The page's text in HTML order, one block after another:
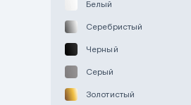
Белый
Серебристый
Черный
Серый
Золотистый